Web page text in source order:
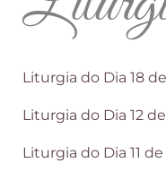
Liturgia do Dia 18
Liturgia do Dia 12
Liturgia do Dia 11